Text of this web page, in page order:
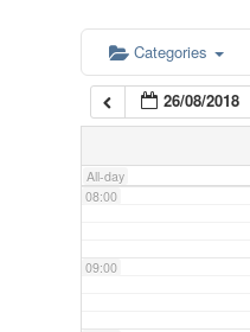
Categories
26/08/2018
All-day
06:00
07:00
08:00
09:00